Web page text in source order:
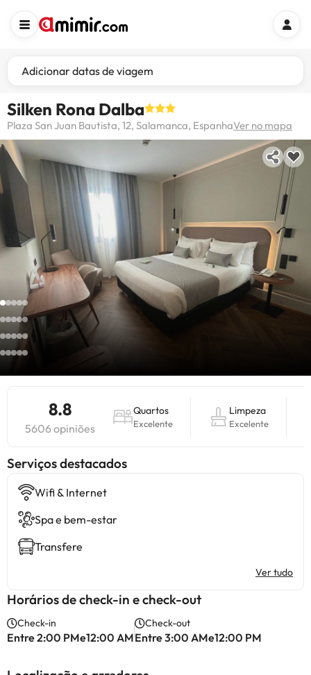
Adicionar datas de viagem
Silken Rona Dalba
Plaza San Juan Bautista, 12, Salamanca, EspanhaVer no mapa
8.8
5606 opiniões
Quartos
Excelente
Limpeza
Excelente
Serviços destacados
Wifi & Internet
Spa e bem-estar
Transfere
Ver tudo
Horários de check-in e check-out
Check-in
Entre 2:00 PMe12:00 AM
Check-out
Entre 3:00 AMe12:00 PM